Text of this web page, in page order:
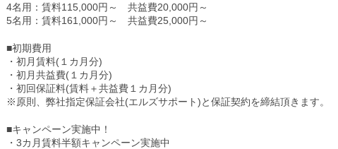
4名用：賃料115,000円～ 共益費20,000円～
5名用：賃料161,000円～ 共益費25,000円～
■初期費用
・初月賃料(１カ月分)
・初月共益費(１カ月分)
・初回保証料(賃料＋共益費１カ月分)
※原則、弊社指定保証会社(エルズサポート)と保証契約を締結頂きます。
■キャンペーン実施中！
・3カ月賃料半額キャンペーン実施中